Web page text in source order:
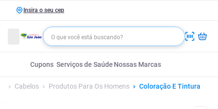
Insira o seu cep
Cupons Serviços de Saúde Nossas Marcas
Cabelos Produtos Para Os Homens Coloração E Tintura